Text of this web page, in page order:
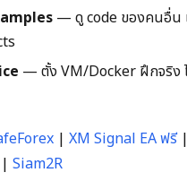
— ดู code ของคนอื่น
— ตั้ง VM/Docker ฝึกจริง
| XM Signal EA ฟรี|
| Siam2R